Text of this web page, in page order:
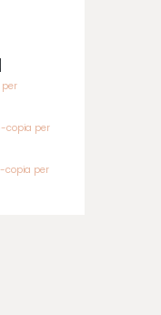
per
copia per
copia per